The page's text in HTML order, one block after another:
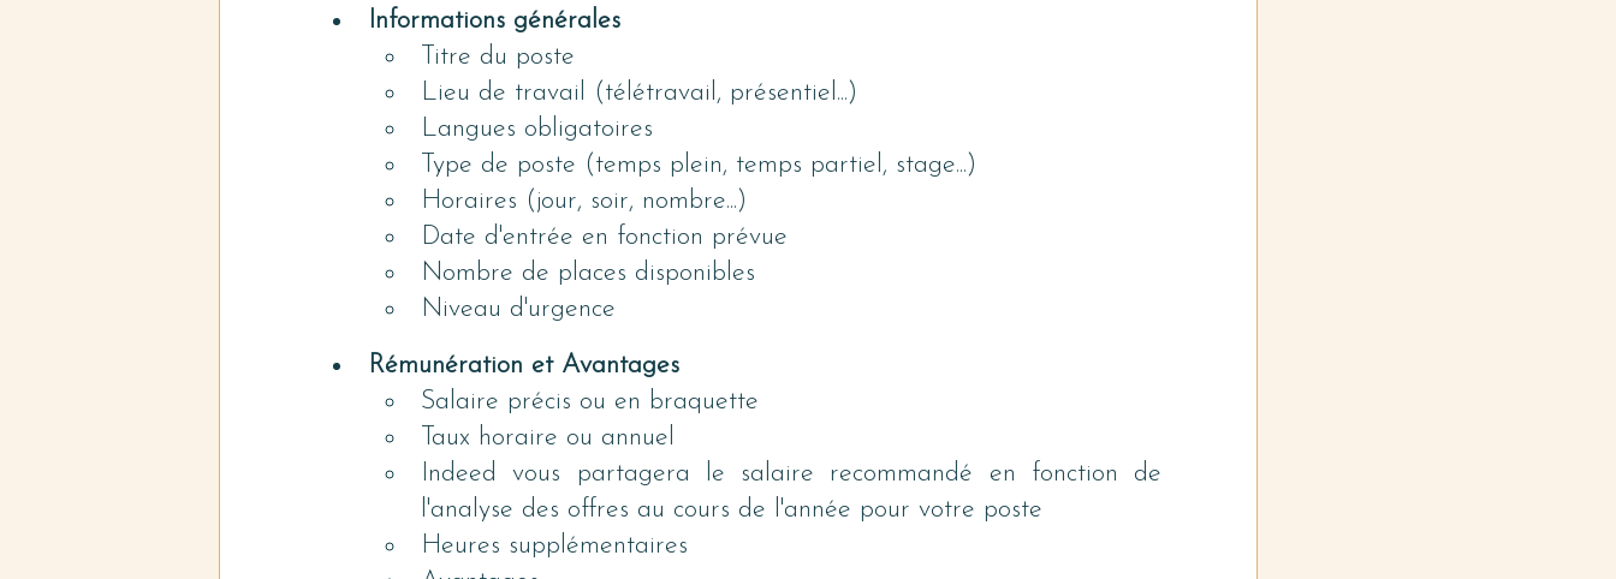
Informations générales
Titre du poste
Lieu de travail (télétravail, présentiel...)
Langues obligatoires
Type de poste (temps plein, temps partiel, stage...)
Horaires (jour, soir, nombre...)
Date d'entrée en fonction prévue
Nombre de places disponibles
Niveau d'urgence
Rémunération et Avantages
Salaire précis ou en braquette
Taux horaire ou annuel
Indeed vous partagera le salaire recommandé en fonction de
l'analyse des offres au cours de l'année pour votre poste
Heures supplémentaires